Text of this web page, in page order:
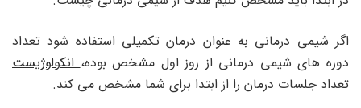
اگر شیمی درمانی به عنوان درمان تکمیلی استفاده شود تعداد
دوره های شیمی درمانی از روز اول مشخص بوده،انکولوژیست
تعداد جلسات درمان را از ابتدا برای شما مشخص می کند.